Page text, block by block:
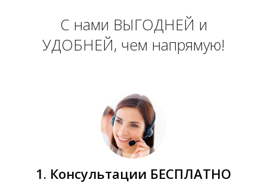
С нами ВЫГОДНЕЙ и
УДОБНЕЙ, чем напрямую!
1. Консультации БЕСПЛАТНО